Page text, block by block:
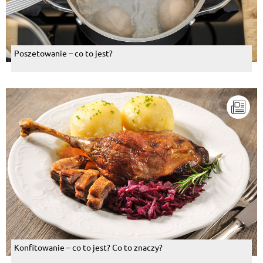
Poszetowanie – co to jest?
Konfitowanie – co to jest? Co to znaczy?